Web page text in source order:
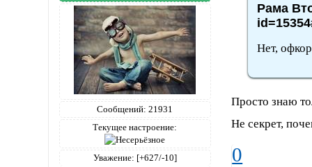
Сообщений: 21931
Текущее настроение:
Уважение: [+627/-10]
Рама
Нет,
Просто знаю
Не секрет,
0